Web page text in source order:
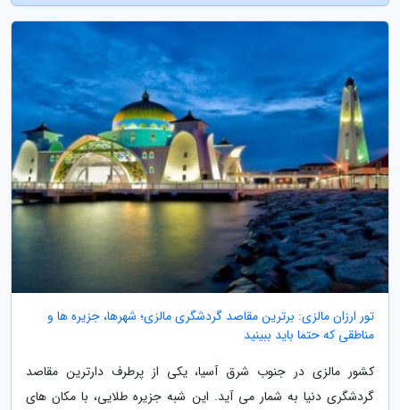
تور ارزان مالزی: برترین مقاصد گردشگری مالزی؛ شهرها، جزیره ها و
مناطقی که حتما باید ببینید
کشور مالزی در جنوب شرق آسیا، یکی از پرطرف دارترین مقاصد
گردشگری دنیا به شمار می آید. این شبه جزیره طلایی، با مکان های